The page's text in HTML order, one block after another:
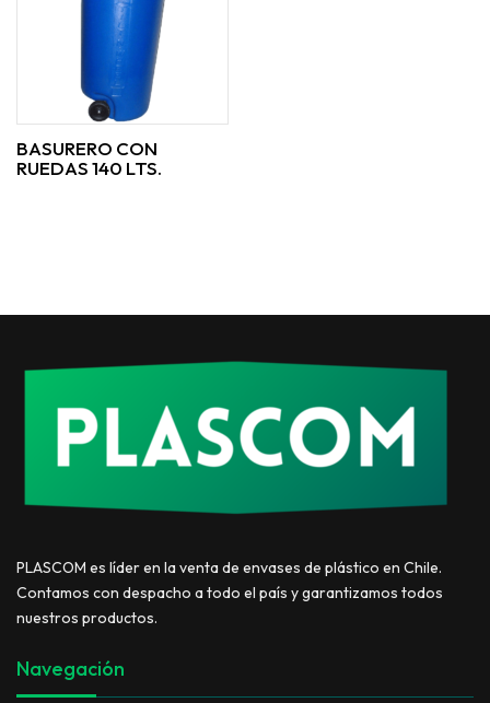
BASURERO CON
RUEDAS 140 LTS.
PLASCOM es líder en la venta de envases de plástico en Chile.
Contamos con despacho a todo el país y garantizamos todos
nuestros productos.
Navegación